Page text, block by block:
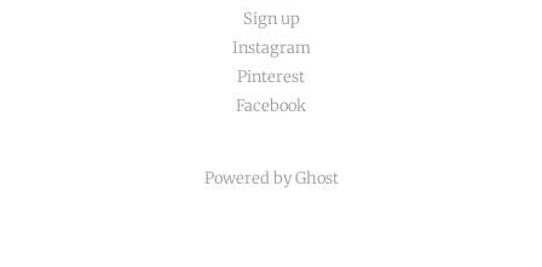
Sign up
Instagram
Pinterest
Facebook
Powered by Ghost